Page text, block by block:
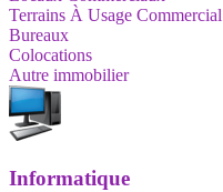
Terrains À Usage Commercial
Bureaux
Colocations
Autre immobilier
Informatique